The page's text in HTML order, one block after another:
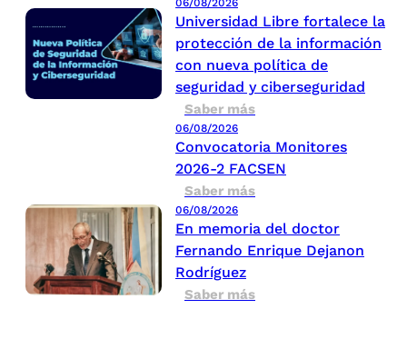
06/08/2026
Universidad Libre fortalece la
protección de la información
con nueva política de
seguridad y ciberseguridad
Saber más
06/08/2026
Convocatoria Monitores
2026-2 FACSEN
Saber más
06/08/2026
En memoria del doctor
Fernando Enrique Dejanon
Rodríguez
Saber más